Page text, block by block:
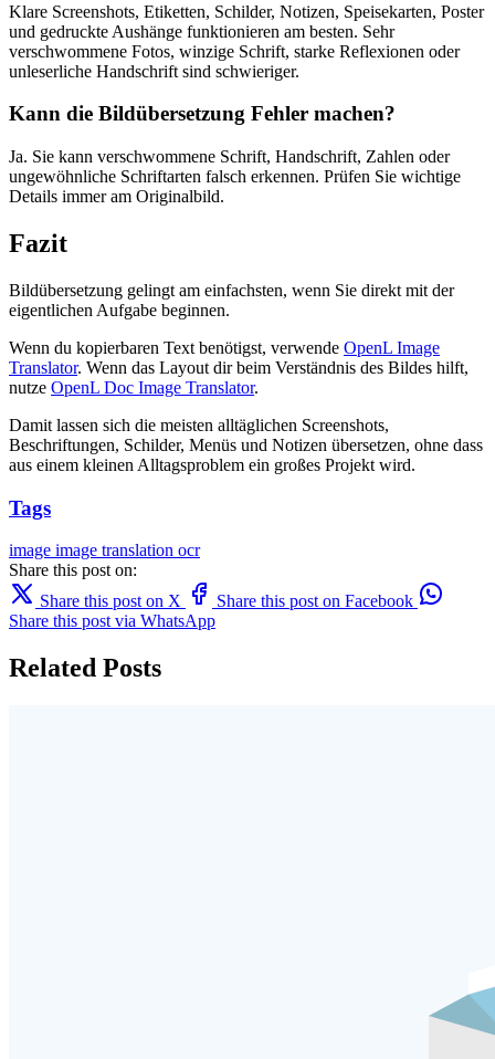
Klare Screenshots, Etiketten, Schilder, Notizen, Speisekarten, Poster
und gedruckte Aushänge funktionieren am besten. Sehr
verschwommene Fotos, winzige Schrift, starke Reflexionen oder
unleserliche Handschrift sind schwieriger.
Kann die Bildübersetzung Fehler machen?
Ja. Sie kann verschwommene Schrift, Handschrift, Zahlen oder
ungewöhnliche Schriftarten falsch erkennen. Prüfen Sie wichtige
Details immer am Originalbild.
Fazit
Bildübersetzung gelingt am einfachsten, wenn Sie direkt mit der
eigentlichen Aufgabe beginnen.
Wenn du kopierbaren Text benötigst, verwende OpenL Image
Translator. Wenn das Layout dir beim Verständnis des Bildes hilft,
nutze OpenL Doc Image Translator.
Damit lassen sich die meisten alltäglichen Screenshots,
Beschriftungen, Schilder, Menüs und Notizen übersetzen, ohne dass
aus einem kleinen Alltagsproblem ein großes Projekt wird.
Tags
image image translation ocr
Share this post on:
Share this post on X
Share this post on Facebook
Share this post via WhatsApp
Related Posts